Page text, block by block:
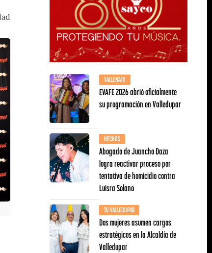
VALLENATO
EVAFE 2026 abrió oficialmente
su programación en Valledupar
HECHOS
Abogado de Juancho Daza
logra reactivar proceso por
tentativa de homicidio contra
Luisra Solano
TU VALLEDUPAR
Dos mujeres asumen cargos
estratégicos en la Alcaldía de
Valledupar